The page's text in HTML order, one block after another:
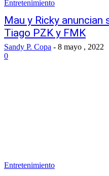
Entretenimiento
Mau y Ricky
Tiago PZK y FMK
Sandy P. Copa - 8 mayo , 2022
0
Entretenimiento